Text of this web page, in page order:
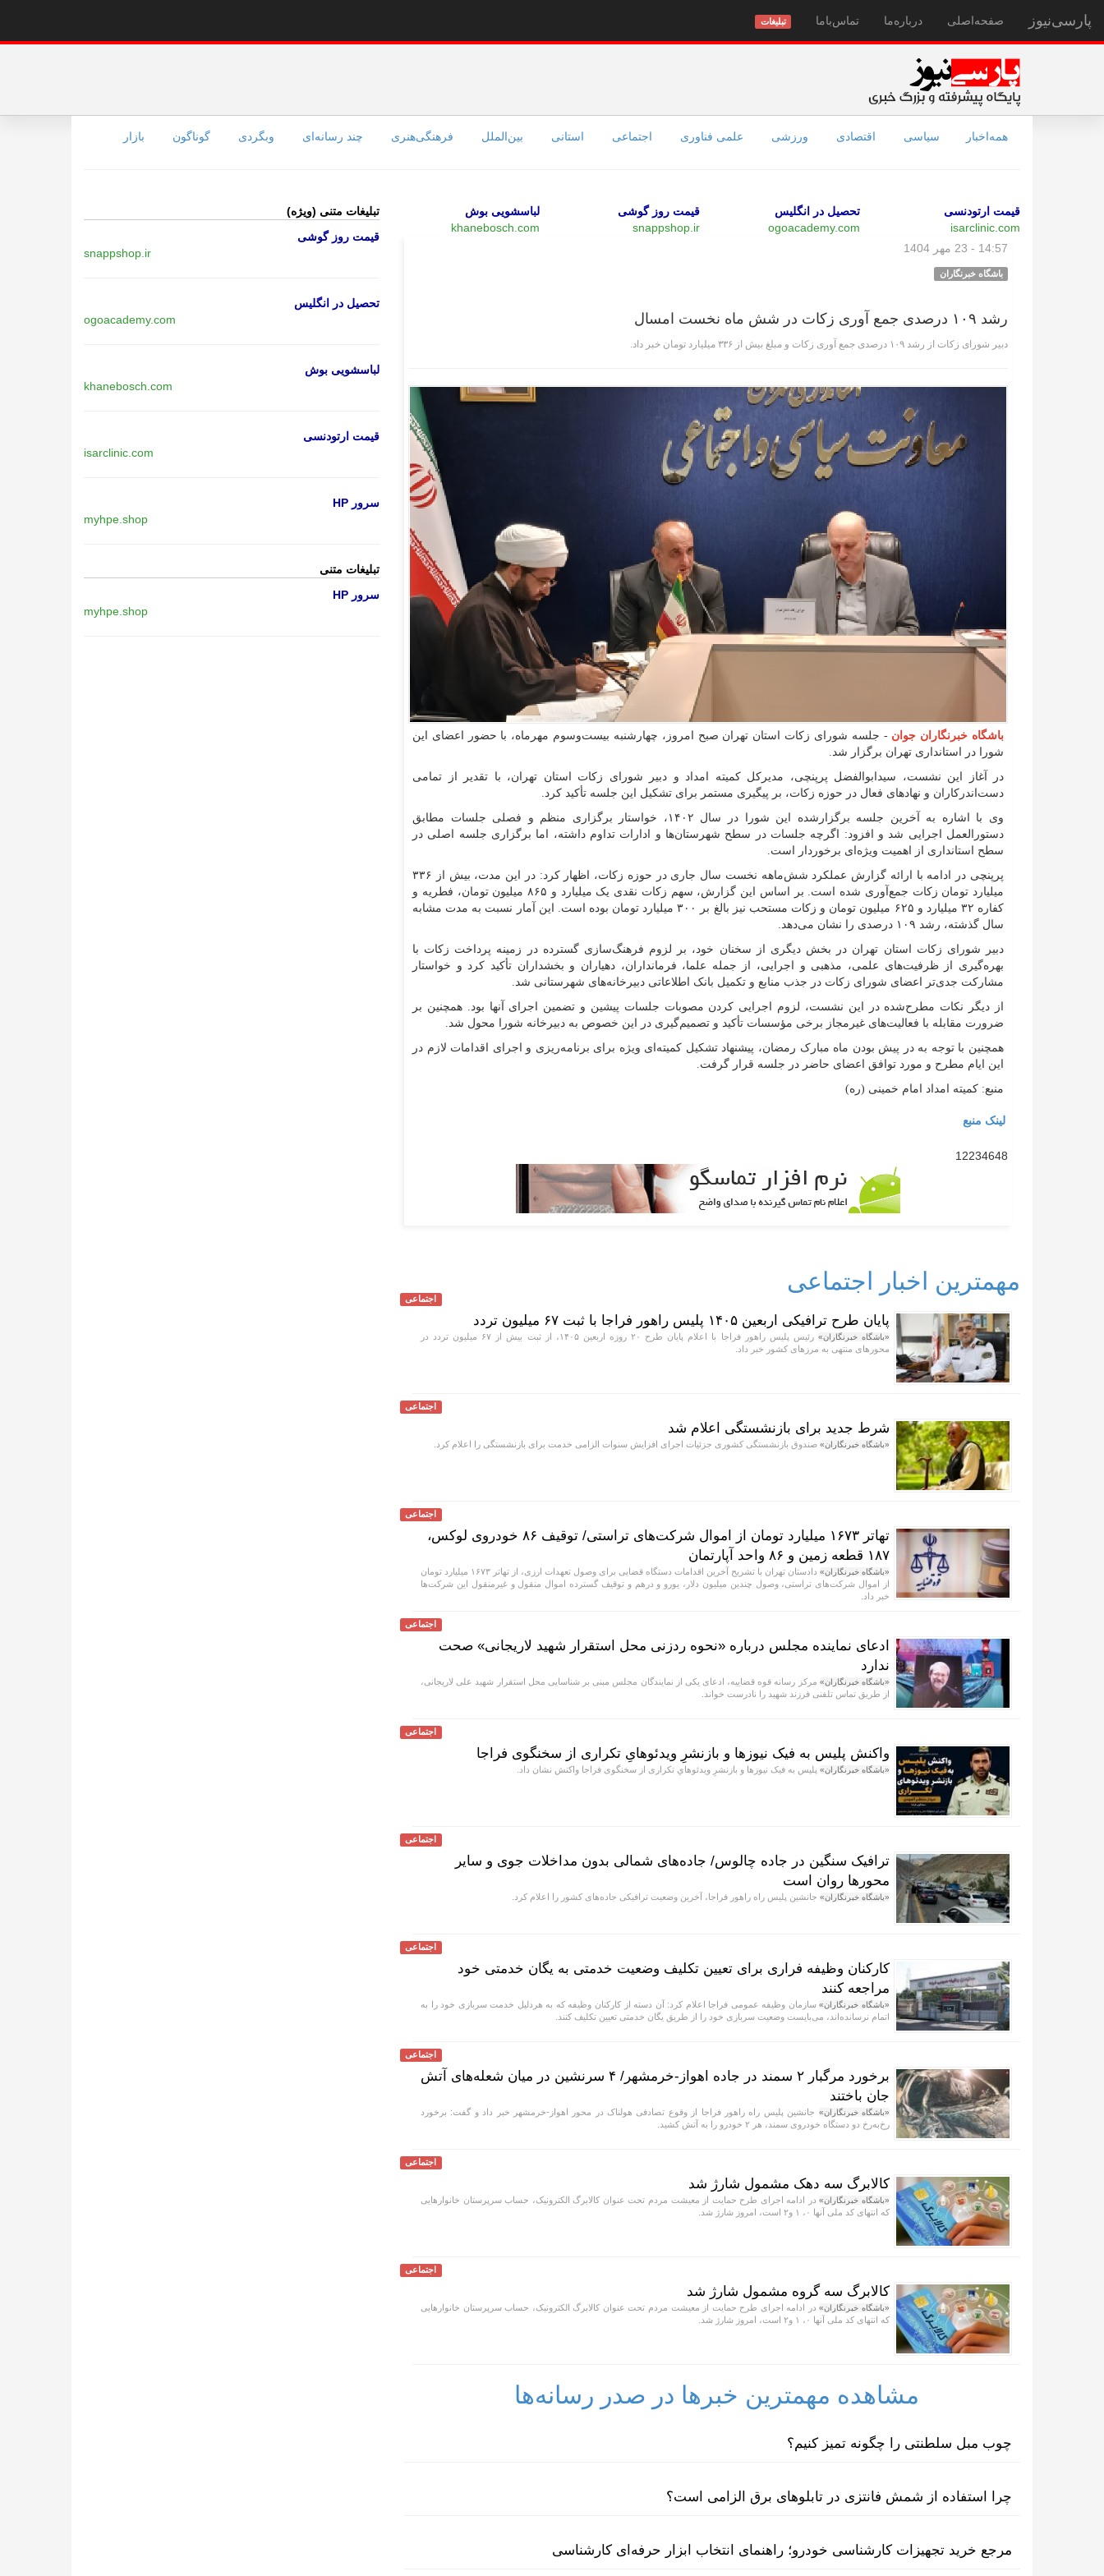
پارسی‌نیوز صفحه‌اصلی درباره‌ما تماس‌با‌ما تبلیغات
همه‌اخبار سیاسی اقتصادی ورزشی علمی فناوری اجتماعی استانی بین‌الملل فرهنگی‌هنری چند رسانه‌ای وبگردی گوناگون بازار
قیمت ارتودنسی
isarclinic.com
تحصیل در انگلیس
ogoacademy.com
قیمت روز گوشی
snappshop.ir
لباسشویی بوش
khanebosch.com
14:57 - 23 مهر 1404
باشگاه خبرنگاران
رشد ۱۰۹ درصدی جمع آوری زکات در شش ماه نخست امسال
دبیر شورای زکات از رشد ۱۰۹ درصدی جمع آوری زکات و مبلغ بیش از ۳۳۶ میلیارد تومان خبر داد.
باشگاه خبرنگاران جوان - جلسه شورای زکات استان تهران صبح امروز، چهارشنبه بیست‌وسوم مهرماه، با حضور اعضای این
شورا در استانداری تهران برگزار شد.
در آغاز این نشست، سیدابوالفضل پرپنچی، مدیرکل کمیته امداد و دبیر شورای زکات استان تهران، با تقدیر از تمامی
دست‌اندرکاران و نهاد‌های فعال در حوزه زکات، بر پیگیری مستمر برای تشکیل این جلسه تأکید کرد.
وی با اشاره به آخرین جلسه برگزارشده این شورا در سال ۱۴۰۲، خواستار برگزاری منظم و فصلی جلسات مطابق
دستورالعمل اجرایی شد و افزود: اگرچه جلسات در سطح شهرستان‌ها و ادارات تداوم داشته، اما برگزاری جلسه اصلی در
سطح استانداری از اهمیت ویژه‌ای برخوردار است.
پرپنچی در ادامه با ارائه گزارش عملکرد شش‌ماهه نخست سال جاری در حوزه زکات، اظهار کرد: در این مدت، بیش از ۳۳۶
میلیارد تومان زکات جمع‌آوری شده است. بر اساس این گزارش، سهم زکات نقدی یک میلیارد و ۸۶۵ میلیون تومان، فطریه و
کفاره ۳۲ میلیارد و ۶۲۵ میلیون تومان و زکات مستحب نیز بالغ بر ۳۰۰ میلیارد تومان بوده است. این آمار نسبت به مدت مشابه
سال گذشته، رشد ۱۰۹ درصدی را نشان می‌دهد.
دبیر شورای زکات استان تهران در بخش دیگری از سخنان خود، بر لزوم فرهنگ‌سازی گسترده در زمینه پرداخت زکات با
بهره‌گیری از ظرفیت‌های علمی، مذهبی و اجرایی، از جمله علما، فرمانداران، دهیاران و بخشداران تأکید کرد و خواستار
مشارکت جدی‌تر اعضای شورای زکات در جذب منابع و تکمیل بانک اطلاعاتی دبیرخانه‌های شهرستانی شد.
از دیگر نکات مطرح‌شده در این نشست، لزوم اجرایی کردن مصوبات جلسات پیشین و تضمین اجرای آنها بود. همچنین بر
ضرورت مقابله با فعالیت‌های غیرمجاز برخی مؤسسات تأکید و تصمیم‌گیری در این خصوص به دبیرخانه شورا محول شد.
همچنین با توجه به در پیش بودن ماه مبارک رمضان، پیشنهاد تشکیل کمیته‌ای ویژه برای برنامه‌ریزی و اجرای اقدامات لازم در
این ایام مطرح و مورد توافق اعضای حاضر در جلسه قرار گرفت.
منبع: کمیته امداد امام خمینی (ره)
لینک منبع
12234648
مهمترین اخبار اجتماعی
اجتماعی
پایان طرح ترافیکی اربعین ۱۴۰۵ پلیس راهور فراجا با ثبت ۶۷ میلیون تردد
«باشگاه خبرنگاران»
رئیس پلیس راهور فراجا با اعلام پایان طرح ۲۰ روزه اربعین ۱۴۰۵، از ثبت بیش از ۶۷ میلیون تردد در
محور‌های منتهی به مرز‌های کشور خبر داد.
اجتماعی
شرط جدید برای بازنشستگی اعلام شد
«باشگاه خبرنگاران» صندوق بازنشستگی کشوری جزئیات اجرای افزایش سنوات الزامی خدمت برای بازنشستگی را اعلام کرد.
اجتماعی
تهاتر ۱۶۷۳ میلیارد تومان از اموال شرکت‌های تراستی/ توقیف ۸۶ خودروی لوکس،
۱۸۷ قطعه زمین و ۸۶ واحد آپارتمان
«باشگاه خبرنگاران»
دادستان تهران با تشریح آخرین اقدامات دستگاه قضایی برای وصول تعهدات ارزی، از تهاتر ۱۶۷۳ میلیارد تومان
از اموال شرکت‌های تراستی، وصول چندین میلیون دلار، یورو و درهم و توقیف گسترده اموال منقول و غیرمنقول این شرکت‌ها
خبر داد.
اجتماعی
ادعای نماینده مجلس درباره «نحوه ردزنی محل استقرار شهید لاریجانی» صحت
ندارد
«باشگاه خبرنگاران» مرکز رسانه قوه قضاییه، ادعای یکی از نمایندگان مجلس مبنی بر شناسایی محل استقرار شهید علی لاریجانی،
از طریق تماس تلفنی فرزند شهید را نادرست خواند.
اجتماعی
واکنش پلیس به فیک نیوز‌ها و بازنشرِ ویدئوهایِ تکراری از سخنگوی فراجا
«باشگاه خبرنگاران» پلیس به فیک نیوزها و بازنشرِ ویدئوهایِ تکراری از سخنگوی فراجا واکنش نشان داد.
اجتماعی
ترافیک سنگین در جاده چالوس/ جاده‌های شمالی بدون مداخلات جوی و سایر
محور‌ها روان است
«باشگاه خبرنگاران» جانشین پلیس راه راهور فراجا، آخرین وضعیت ترافیکی جاده‌های کشور را اعلام کرد.
اجتماعی
کارکنان وظیفه فراری برای تعیین تکلیف وضعیت خدمتی به یگان خدمتی خود
مراجعه کنند
«باشگاه خبرنگاران»سازمان وظیفه عمومی فراجا اعلام کرد: آن دسته از کارکنان وظیفه که به هردلیل خدمت سربازی خود را به
اتمام نرسانده‌اند، می‌بایست وضعیت سربازی خود را از طریق یگان خدمتی تعیین تکلیف کنند.
اجتماعی
برخورد مرگبار ۲ سمند در جاده اهواز-خرمشهر/ ۴ سرنشین در میان شعله‌های آتش
جان باختند
«باشگاه خبرنگاران» جانشین پلیس راه راهور فراجا از وقوع تصادفی هولناک در محور اهواز-خرمشهر خبر داد و گفت: برخورد
رخ‌به‌رخ دو دستگاه خودروی سمند، هر ۲ خودرو را به آتش کشید.
اجتماعی
کالابرگ سه دهک مشمول شارژ شد
«باشگاه خبرنگاران»در ادامه اجرای طرح حمایت از معیشت مردم تحت عنوان کالابرگ الکترونیک، حساب سرپرستان خانوار‌هایی
که انتهای کد ملی آنها ۰، ۱ و۲ است، امروز شارژ شد.
اجتماعی
کالابرگ سه گروه مشمول شارژ شد
«باشگاه خبرنگاران»در ادامه اجرای طرح حمایت از معیشت مردم تحت عنوان کالابرگ الکترونیک، حساب سرپرستان خانوار‌هایی
که انتهای کد ملی آنها ۰، ۱ و۲ است، امروز شارژ شد.
مشاهده مهمترین خبرها در صدر رسانه‌ها
چوب مبل سلطنتی را چگونه تمیز کنیم؟
چرا استفاده از شمش فانتزی در تابلوهای برق الزامی است؟
مرجع خرید تجهیزات کارشناسی خودرو؛ راهنمای انتخاب ابزار حرفه‌ای کارشناسی
تبلیغات متنی (ویژه)
قیمت روز گوشی
snappshop.ir
تحصیل در انگلیس
ogoacademy.com
لباسشویی بوش
khanebosch.com
قیمت ارتودنسی
isarclinic.com
سرور HP
myhpe.shop
تبلیغات متنی
سرور HP
myhpe.shop